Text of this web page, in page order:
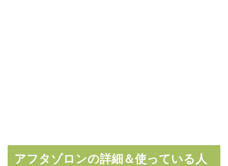
アフタゾロンの詳細＆使っている人